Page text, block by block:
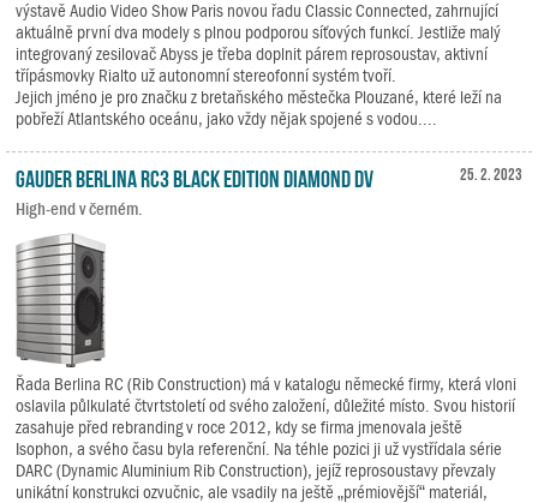
výstavě Audio Video Show Paris novou řadu Classic Connected, zahrnující
aktuálně první dva modely s plnou podporou síťových funkcí. Jestliže malý
integrovaný zesilovač Abyss je třeba doplnit párem reprosoustav, aktivní
třípásmovky Rialto už autonomní stereofonní systém tvoří.
Jejich jméno je pro značku z bretaňského městečka Plouzané, které leží na
pobřeží Atlantského oceánu, jako vždy nějak spojené s vodou....
25. 2. 2023
Gauder Berlina RC3 Black Edition Diamond DV
High-end v černém.
Řada Berlina RC (Rib Construction) má v katalogu německé firmy, která vloni
oslavila půlkulaté čtvrtstoletí od svého založení, důležité místo. Svou historií
zasahuje před rebranding v roce 2012, kdy se firma jmenovala ještě
Isophon, a svého času byla referenční. Na téhle pozici ji už vystřídala série
DARC (Dynamic Aluminium Rib Construction), jejíž reprosoustavy převzaly
unikátní konstrukci ozvučnic, ale vsadily na ještě „prémiovější“ materiál,